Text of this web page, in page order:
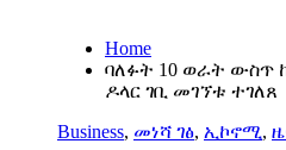
Home
ባለፉት 10 ወራት ውስጥ
ዶላር ገቢ መገኘቱ ተገለጸ
Business, መነሻ ገፅ, ኢኮኖሚ,